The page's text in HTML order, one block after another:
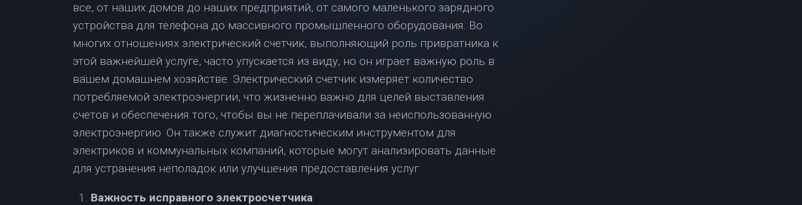
ЕСТЬ
РЕШЕНИЕ!
ИПОТЕКА
В
ЧТО
НУЖНО
все, от наших домов до наших предприятий, от самого маленького зарядного
устройства для телефона до массивного промышленного оборудования. Во
многих отношениях электрический счетчик, выполняющий роль привратника к
этой важнейшей услуге, часто упускается из виду, но он играет важную роль в
вашем домашнем хозяйстве. Электрический счетчик измеряет количество
потребляемой электроэнергии, что жизненно важно для целей выставления
счетов и обеспечения того, чтобы вы не переплачивали за неиспользованную
электроэнергию. Он также служит диагностическим инструментом для
электриков и коммунальных компаний, которые могут анализировать данные
для устранения неполадок или улучшения предоставления услуг.
Важность исправного электросчетчика